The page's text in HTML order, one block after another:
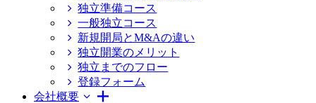
独立準備コース
一般独立コース
新規開局とM&Aの違い
独立開業のメリット
独立までのフロー
登録フォーム
会社概要